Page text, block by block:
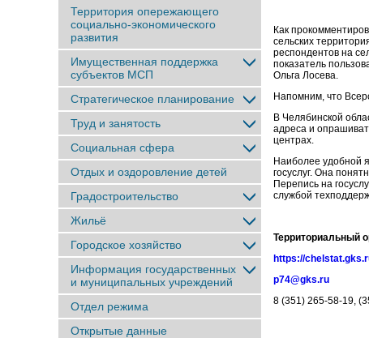
Территория опережающего
социально-экономического
развития
Имущественная поддержка
субъектов МСП
Стратегическое планирование
Труд и занятость
Социальная сфера
Отдых и оздоровление детей
Градостроительство
Жильё
Городское хозяйство
Информация государственных
и муниципальных учреждений
Отдел режима
Открытые данные
Как
сельских
респондентов на
показатель
Ольга Лосева.
Напомним, что
В Челябинской
адреса и
центрах.
Наиболее удобной
госуслуг. Она
Перепись на
службой
Территориальный
https://
p74@gks.ru
8 (351) 265-58-19,